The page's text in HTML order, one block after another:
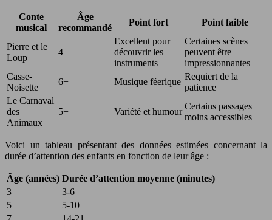
Conte
musical
Âge
recommandé
Point fort Point faible
Pierre et le
Loup
4+
Excellent pour
découvrir les
instruments
Certaines scènes
peuvent être
impressionnantes
Casse-
Noisette
6+ Musique féerique
Requiert de la
patience
Le Carnaval
des
Animaux
5+ Variété et humour
Certains passages
moins accessibles
Voici un tableau présentant des données estimées concernant la
durée d’attention des enfants en fonction de leur âge :
Âge (années) Durée d’attention moyenne (minutes)
3
3-6
5
5-10